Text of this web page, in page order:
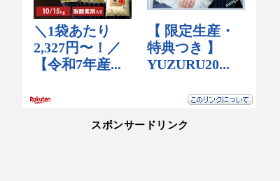
スポンサードリンク